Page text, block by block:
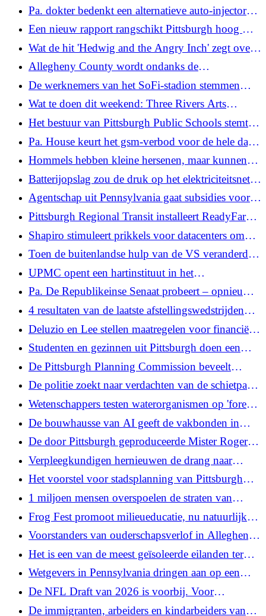
vrijdag vervallen – wat nu?
Pa. dokter bedenkt een alternatieve auto-injector
voor EpiPen die op je telefoon kan worden
aangesloten
Een nieuw rapport rangschikt Pittsburgh hoog wat
betreft parken, maar constateert ongelijke toegang
Wat de hit 'Hedwig and the Angry Inch' zegt over
het theaterbezoek in Pittsburgh
Allegheny County wordt ondanks de
belastingverhoging in 2025 geconfronteerd met
aanhoudende begrotingsproblemen, waarschuwt
de controller
De werknemers van het SoFi-stadion stemmen
vóór het WK om een ​​staking toe te staan
Wat te doen dit weekend: Three Rivers Arts
Festival, Pride-evenementen, Babesburgh Bash
Het bestuur van Pittsburgh Public Schools stemt
om vooruitgang te boeken met de schoolsluitingen
eind juni 2027
Pa. House keurt het gsm-verbod voor de hele dag
op school goed, gesponsord door Fox Chapel-
democraat Mandy Steele
Hommels hebben kleine hersenen, maar kunnen
net als chimpansees en olifanten problemen
oplossen
Batterijopslag zou de druk op het elektriciteitsnet
van Pa. verlichten, hoort het panel
Agentschap uit Pennsylvania gaat subsidies voor
kleine kunstgroepen herstellen
Pittsburgh Regional Transit installeert ReadyFare-
automaten ter vervanging van ConnectCards
Shapiro stimuleert prikkels voor datacenters om
milieuvriendelijker te zijn naarmate de
budgetdeadline nadert
Toen de buitenlandse hulp van de VS veranderde,
voelden AIDS-werkers in Afrika dat
UPMC opent een hartinstituut in het
kinderziekenhuis na een uitbreiding van $ 85
miljoen
Pa. De Republikeinse Senaat probeert – opnieuw –
stembrievenbussen, satellietstemsites, te elimineren
4 resultaten van de laatste afstellingswedstrijden
van de Amerikaanse heren vóór het WK
Deluzio en Lee stellen maatregelen voor financiële
verantwoording voor eigenaren van verlaten
mijnen voor
Studenten en gezinnen uit Pittsburgh doen een
laatste pleidooi om de stemming in het PPS-
bestuur over de sluiting van scholen te
beïnvloeden
De Pittsburgh Planning Commission beveelt
vrijwillige, niet verplichte, inclusieve zonering aan
De politie zoekt naar verdachten van de schietpartij
in Ohio, waarbij twaalf mensen gewond raakten
nabij een straatfestival
Wetenschappers testen waterorganismen op 'forever
chemicaliën' in Montour Run nabij Pittsburgh
International Airport
De bouwhausse van AI geeft de vakbonden in
Pennsylvania nieuwe macht
De door Pittsburgh geproduceerde Mister Rogers-
show krijgt een eigen YouTube-kanaal
Verpleegkundigen hernieuwen de drang naar
onafhankelijkheid van het toezicht van artsen in
Pa.
Het voorstel voor stadsplanning van Pittsburgh
zou de mogelijkheden voor stadslandbouw
vergroten
1 miljoen mensen overspoelen de straten van
Madrid om de processie met bloementapijt van de
paus te aanschouwen
Frog Fest promoot milieueducatie, nu natuurlijke
habitats en federale financiering krimpen
Voorstanders van ouderschapsverlof in Allegheny
County zeggen dat betaald verlof een zegen zou
zijn, omdat bedrijven aarzelen
Het is een van de meest geïsoleerde eilanden ter
wereld. Daar komen de bulldozers
Wetgevers in Pennsylvania dringen aan op een
federaal wetsvoorstel om schone energie te
stimuleren
De NFL Draft van 2026 is voorbij. Voor
Pittsburgh begint het opruimen
De immigranten, arbeiders en kindarbeiders van